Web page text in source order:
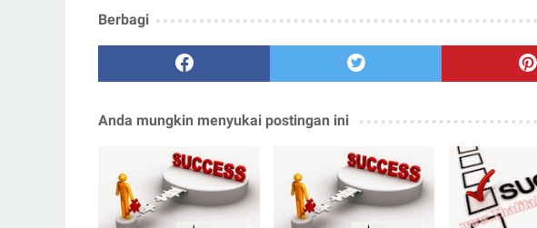
Berbagi
Anda mungkin menyukai postingan ini